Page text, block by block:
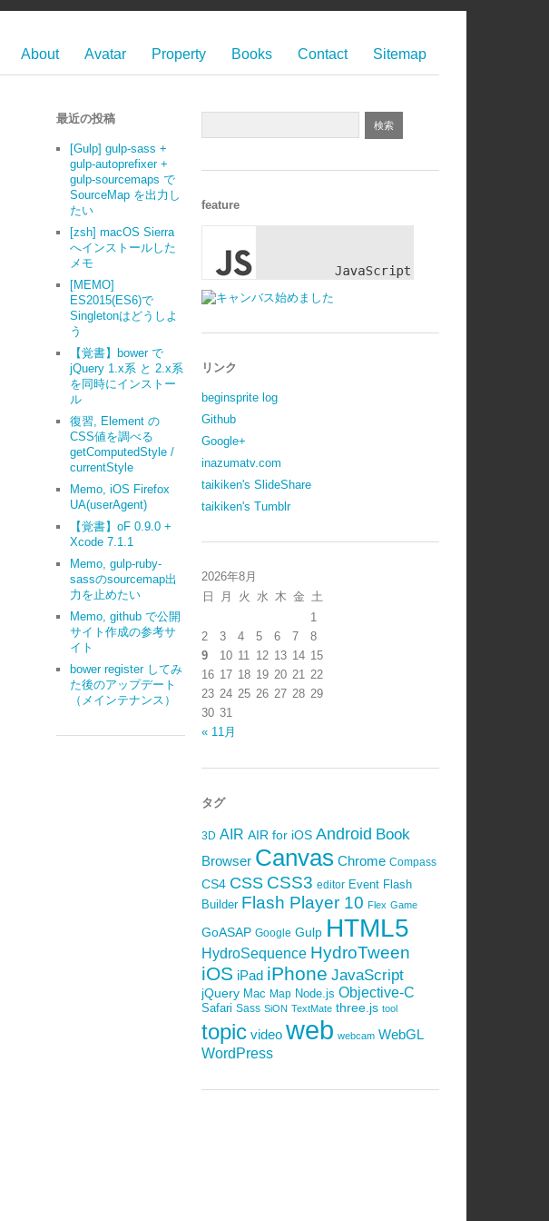
About Avatar Property Books Contact Sitemap
最近の投稿
[Gulp] gulp-sass +
gulp-autoprefixer +
gulp-sourcemaps で
SourceMap を出力し
たい
[zsh] macOS Sierra
へインストールした
メモ
[MEMO]
ES2015(ES6)で
Singletonはどうしよ
う
【覚書】bower で
jQuery 1.x系 と 2.x系
を同時にインストー
ル
復習, Element の
CSS値を調べる
getComputedStyle /
currentStyle
Memo, iOS Firefox
UA(userAgent)
【覚書】oF 0.9.0 +
Xcode 7.1.1
Memo, gulp-ruby-
sassのsourcemap出
力を止めたい
Memo, github で公開
サイト作成の参考サ
イト
bower register してみ
た後のアップデート
（メインテナンス）
feature
リンク
beginsprite log
Github
Google+
inazumatv.com
taikiken's SlideShare
taikiken's Tumblr
2026年8月
日
月 火 水 木 金 土
1
2
3 4 5 6 7
8
9
10 11 12 13 14 15
16 17 18 19 20 21 22
23 24 25 26 27 28 29
30 31
« 11月
タグ
3D AIR AIR for iOS Android Book
Browser Canvas Chrome Compass
CS4 CSS CSS3 editor Event Flash
Builder Flash Player 10 Flex Game
GoASAP Google Gulp HTML5
HydroSequence HydroTween
iOS iPad iPhone JavaScript
jQuery Mac Map Node.js Objective-C
Safari Sass SiON TextMate three.js tool
topic video web webcam WebGL
WordPress